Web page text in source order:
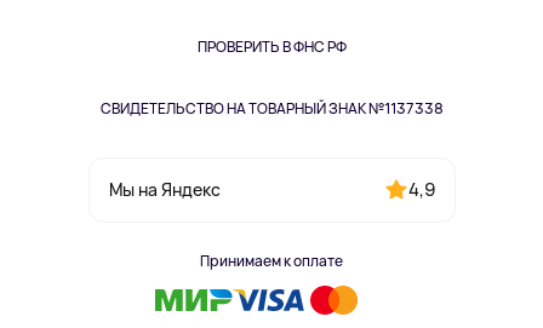
ПРОВЕРИТЬ В ФНС РФ
СВИДЕТЕЛЬСТВО НА ТОВАРНЫЙ ЗНАК №1137338
Мы на Яндекс 4,9
Принимаем к оплате
Одежда и аксессуары